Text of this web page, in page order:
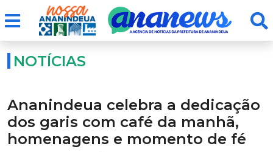
NOTÍCIAS
Ananindeua celebra a dedicação
dos garis com café da manhã,
homenagens e momento de fé